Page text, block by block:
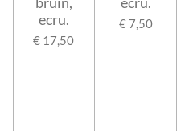
ecru.
€ 17,50
€ 7,50